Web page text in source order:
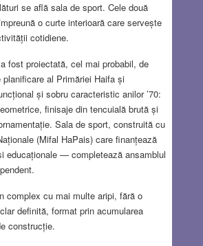
se află sala de sport. Cele două
o curte interioară care servește
cotidiene.
fost proiectată, cel mai probabil, de
planificare al Primăriei Haifa și
și sobru caracteristic anilor ’70:
finisaje din tencuială brută și
Sala de sport, construită cu
(Mifal HaPais) care finanțează
educaționale — completează ansamblul
complex cu mai multe aripi, fără o
definită, format prin acumularea
construcție.